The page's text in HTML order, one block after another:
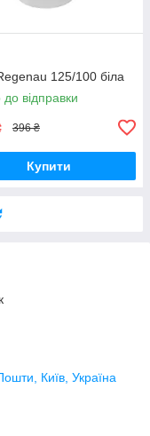
125/100 біла
до відправки
396 ₴
Купити
Київ, Україна